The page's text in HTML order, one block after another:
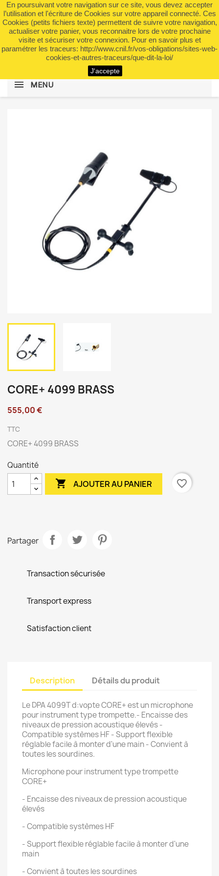
En poursuivant votre navigation sur ce site, vous devez accepter
l’utilisation et l'écriture de Cookies sur votre appareil connecté. Ces
Cookies (petits fichiers texte) permettent de suivre votre navigation,
actualiser votre panier, vous reconnaitre lors de votre prochaine
visite et sécuriser votre connexion. Pour en savoir plus et
paramétrer les traceurs: http://www.cnil.fr/vos-obligations/sites-web-
cookies-et-autres-traceurs/que-dit-la-loi/
J'accepte
 shopping_cart (0)

search
MENU
CORE+ 4099 BRASS
555,00 €
TTC
CORE+ 4099 BRASS
Quantité
 AJOUTER AU PANIER favorite_border
Partager
Transaction sécurisée
Transport express
Satisfaction client
Description Détails du produit
Le DPA 4099T d:vopte CORE+ est un microphone
pour instrument type trompette.- Encaisse des
niveaux de pression acoustique élevés -
Compatible systèmes HF - Support flexible
réglable facile à monter d'une main - Convient à
toutes les sourdines.
Microphone pour instrument type trompette
CORE+
- Encaisse des niveaux de pression acoustique
élevés
- Compatible systèmes HF
- Support flexible réglable facile à monter d'une
main
- Convient à toutes les sourdines